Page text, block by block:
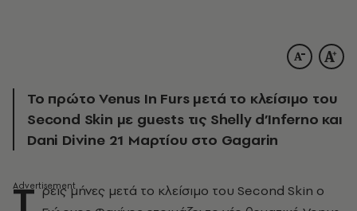
Το πρώτο Venus In Furs μετά το κλείσιμο του
Second Skin με guests τις Shelly d’Inferno και
Dani Divine 21 Mαρτίου στο Gagarin
ρεις μήνες μετά το κλείσιμο του Second Skin ο